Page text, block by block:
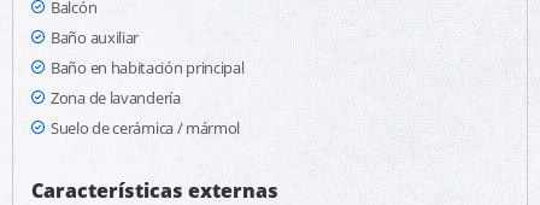
Balcón
Baño auxiliar
Baño en habitación principal
Zona de lavandería
Suelo de cerámica / mármol
Características externas